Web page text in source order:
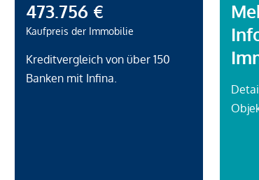
473.756 €
Kaufpreis der Immobilie
Kreditvergleich von über 150
Banken mit Infina.